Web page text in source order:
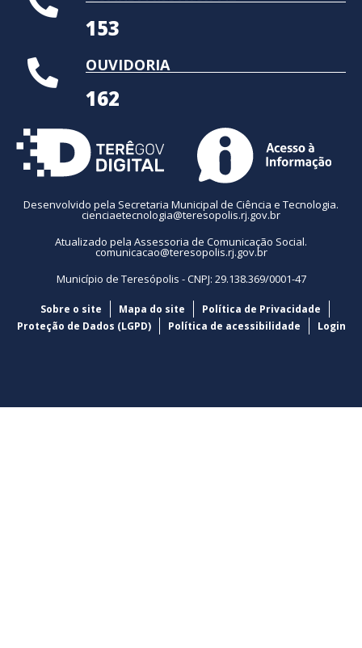
153
OUVIDORIA
162
Desenvolvido pela Secretaria Municipal de Ciência e Tecnologia.
cienciaetecnologia@teresopolis.rj.gov.br
Atualizado pela Assessoria de Comunicação Social.
comunicacao@teresopolis.rj.gov.br
Município de Teresópolis - CNPJ: 29.138.369/0001-47
Sobre o site Mapa do site
Política de Privacidade
Proteção de Dados (LGPD)
Política de acessibilidade Login